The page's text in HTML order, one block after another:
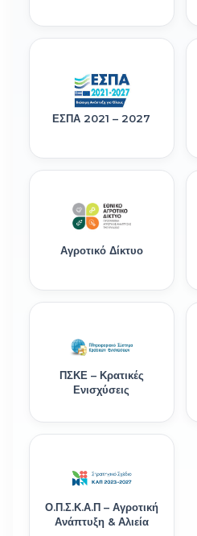
ΕΣΠΑ 2021 – 2027
Αγροτικό Δίκτυο
ΠΣΚΕ – Κρατικές
Ενισχύσεις
Ο.Π.Σ.Κ.Α.Π – Αγροτική
Ανάπτυξη & Αλιεία